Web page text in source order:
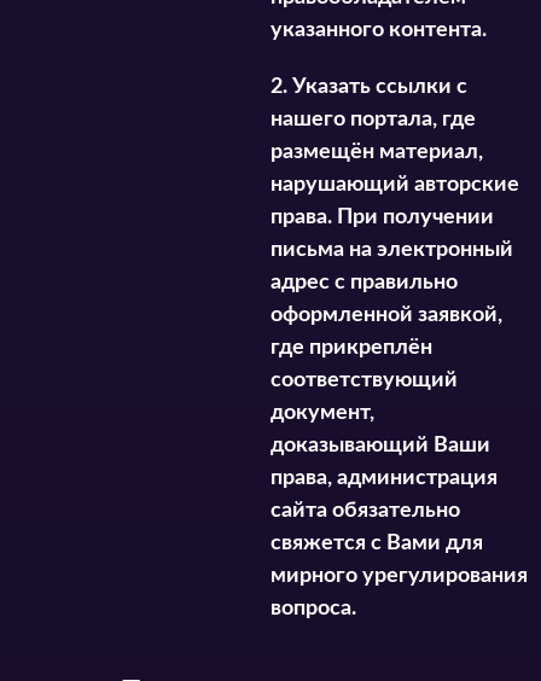
указанного контента.
2. Указать ссылки с
нашего портала, где
размещён материал,
нарушающий авторские
права. При получении
письма на электронный
адрес с правильно
оформленной заявкой,
где прикреплён
соответствующий
документ,
доказывающий Ваши
права, администрация
сайта обязательно
свяжется с Вами для
мирного урегулирования
вопроса.